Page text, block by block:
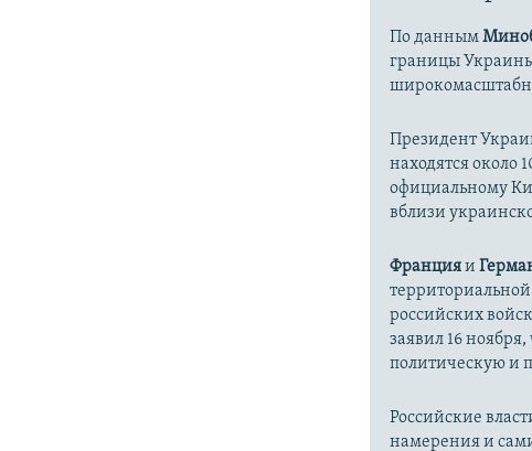
По данным
границы
Президент
находятся около
официальному
вблизи
Францияи
российских
заявил 16
политическую и
Российские
намерения и